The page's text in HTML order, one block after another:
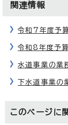
関連情報
令和7年度予
令和8年度予
水道事業の業
下水道事業の
このページに